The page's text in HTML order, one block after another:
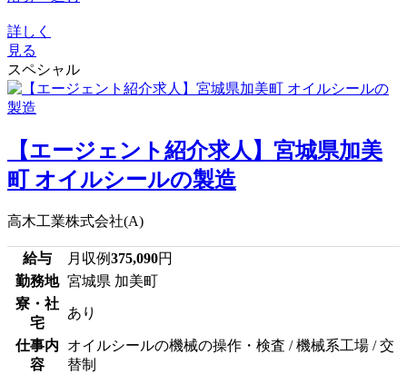
詳しく
見る
スペシャル
【エージェント紹介求人】宮城県加美
町 オイルシールの製造
高木工業株式会社(A)
給与 月収例375,090円
勤務地 宮城県 加美町
寮・社
宅
あり
仕事内
容
オイルシールの機械の操作・検査 / 機械系工場 / 交
替制